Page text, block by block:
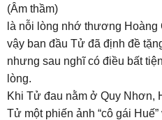
(Âm thầm)
là nỗi lòng nhớ thương
vậy ban đầu Tử đã định đề
nhưng sau nghĩ có điều bất
lòng.
Khi Tử đau nằm ở Quy Nhơn,
Tử một phiến ảnh “cô gái